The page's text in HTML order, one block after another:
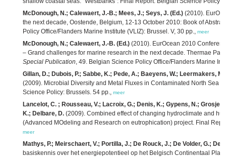
McDonough, N.; Calewaert, J.-B.; Mees, J.; Seys, J. (Ed.) (2010).
the next decade, Oostende, Belgium, 12-13 October 2010: Book of
Policy Office/Flanders Marine Institute (VLIZ): Brussel. V, 30 pp., meer
McDonough, N.; Calewaert, J.-B. (Ed.) (2010). EurOcean 2010
– Grand challenges for marine research in the next decade. Thermae
Special Publication, 49. Belgian Science Policy Office/Flanders Marine
Gillan, D.; Dubois, P.; Sabbe, K.; Pede, A.; Baeyens, W.; Leermakers,
(2009). Microbial Diversity and Metal Fluxes in Contaminated North Sea
Science Policy: Brussels. 54 pp., meer
Lancelot, C. ; Rousseau, V.; Lacroix, G.; Denis, K.; Gypens, N.;
K.; Delbare, D. (2009). Combined effect of changing hydroclimate and
(Advanced MOdeling and Research on eutrophication) project. Final
meer
Mathys, P.; Meirschaert, V.; Portilla, J.; De Rouck, J.; De Volder, G.;
basiskennis over het energiepotentieel op het Belgisch Continentaal Plat